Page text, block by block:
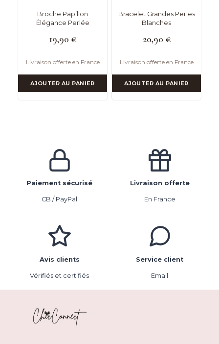
Broche Papillon
Élégance Perlée
19,90 €
Livraison offerte en France
AJOUTER AU PANIER
Bracelet Grandes Perles
Blanches
20,90 €
Livraison offerte en France
AJOUTER AU PANIER
Paiement sécurisé
CB / PayPal
Livraison offerte
En France
Avis clients
Vérifiés et certifiés
Service client
Email